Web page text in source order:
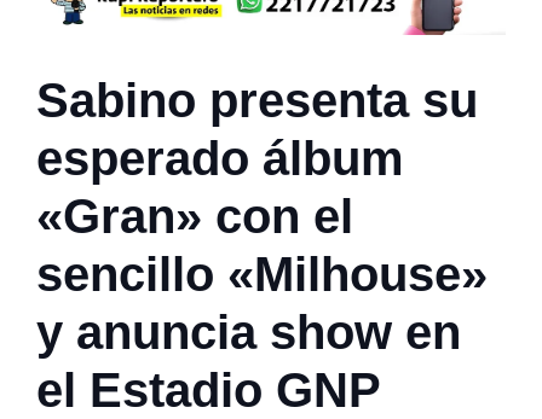
Sabino presenta su
esperado álbum
«Gran» con el
sencillo «Milhouse»
y anuncia show en
el Estadio GNP